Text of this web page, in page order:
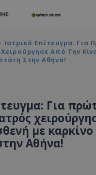
Ιατρικό Επίτευγμα: Για
Από Την
Στην Αθήνα!
Για
με
Αθήνα!